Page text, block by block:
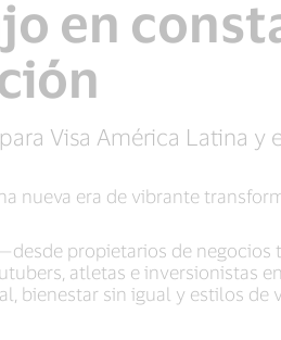
en
Visa América Latina y
nueva era de vibrante
propietarios de negocios
atletas e inversionistas
bienestar sin igual y estilos de